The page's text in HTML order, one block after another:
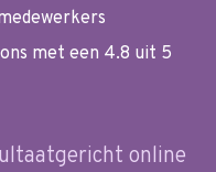
met een 4.8 uit 5
online